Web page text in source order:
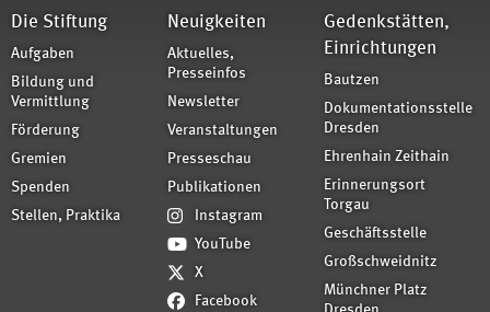
Die Stiftung
Aufgaben
Bildung und
Vermittlung
Förderung
Gremien
Spenden
Stellen, Praktika
Neuigkeiten
Aktuelles,
Presseinfos
Newsletter
Veranstaltungen
Presseschau
Publikationen
Instagram
YouTube
X
Facebook
Gedenkstätten,
Einrichtungen
Bautzen
Dokumentationsstelle
Dresden
Ehrenhain Zeithain
Erinnerungsort
Torgau
Geschäftsstelle
Großschweidnitz
Münchner Platz